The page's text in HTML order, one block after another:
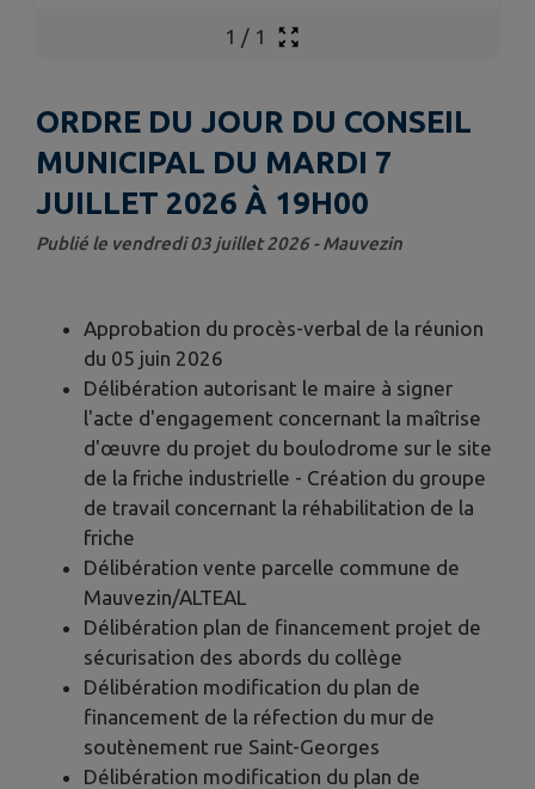
1 / 1
ORDRE DU JOUR DU CONSEIL
MUNICIPAL DU MARDI 7
JUILLET 2026 À 19H00
Publié le vendredi 03 juillet 2026 - Mauvezin
Approbation du procès-verbal de la réunion
du 05 juin 2026
Délibération autorisant le maire à signer
l'acte d'engagement concernant la maîtrise
d'œuvre du projet du boulodrome sur le site
de la friche industrielle - Création du groupe
de travail concernant la réhabilitation de la
friche
Délibération vente parcelle commune de
Mauvezin/ALTEAL
Délibération plan de financement projet de
sécurisation des abords du collège
Délibération modification du plan de
financement de la réfection du mur de
soutènement rue Saint-Georges
Délibération modification du plan de